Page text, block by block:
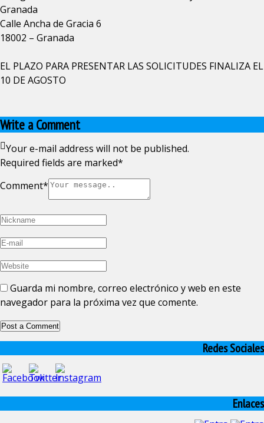
Granada
Calle Ancha de Gracia 6
18002 – Granada
EL PLAZO PARA PRESENTAR LAS SOLICITUDES FINALIZA EL
10 DE AGOSTO
Write a Comment
Your e-mail address will not be published.
Required fields are marked*
Comment*
Guarda mi nombre, correo electrónico y web en este
navegador para la próxima vez que comente.
Redes Sociales
Enlaces